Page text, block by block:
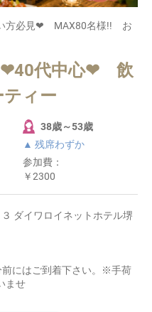
方必見❤ MAX80名様!! お
❤40代中心❤ 飲
ィー
38歳～53歳
▲ 残席わずか
参加費：
￥2300
ダイワロイネットホテル堺
にはご到着下さい。※手荷
ませ